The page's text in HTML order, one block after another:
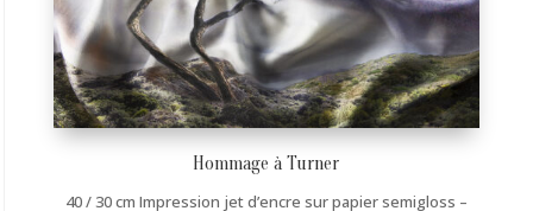
Hommage à Turner
40 / 30 cm Impression jet d’encre sur papier semigloss –